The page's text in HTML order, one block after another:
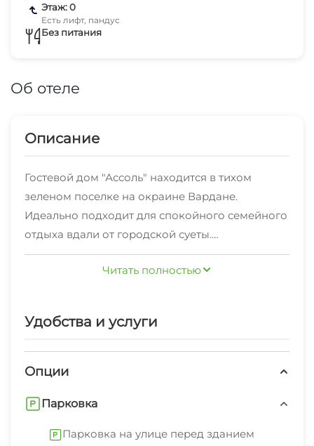
Этаж: 0
Есть лифт, пандус
Без питания
Об отеле
Описание
Гостевой дом "Ассоль" находится в тихом
зеленом поселке на окраине Вардане.
Идеально подходит для спокойного семейного
отдыха вдали от городской суеты.
К услугам гостей:
- ухоженная зеленая территория
повара и прохладительными напитками для
- столовая с питанием по меню (оплачивается
- детская площадка
- бесплатный трансфер на центральный пляж, в
Читать полностью
Удобства и услуги
Опции
Парковка
Парковка на улице перед зданием